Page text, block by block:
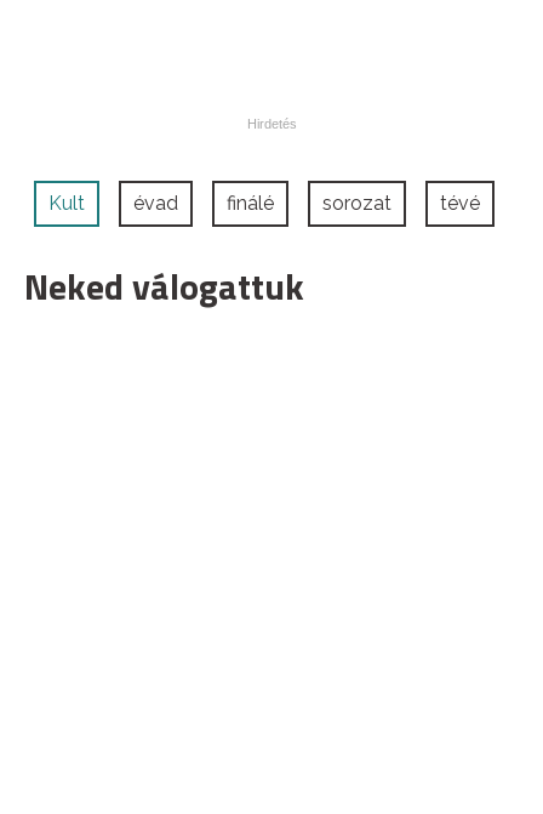
Kult évad finálé sorozat tévé
Neked válogattuk